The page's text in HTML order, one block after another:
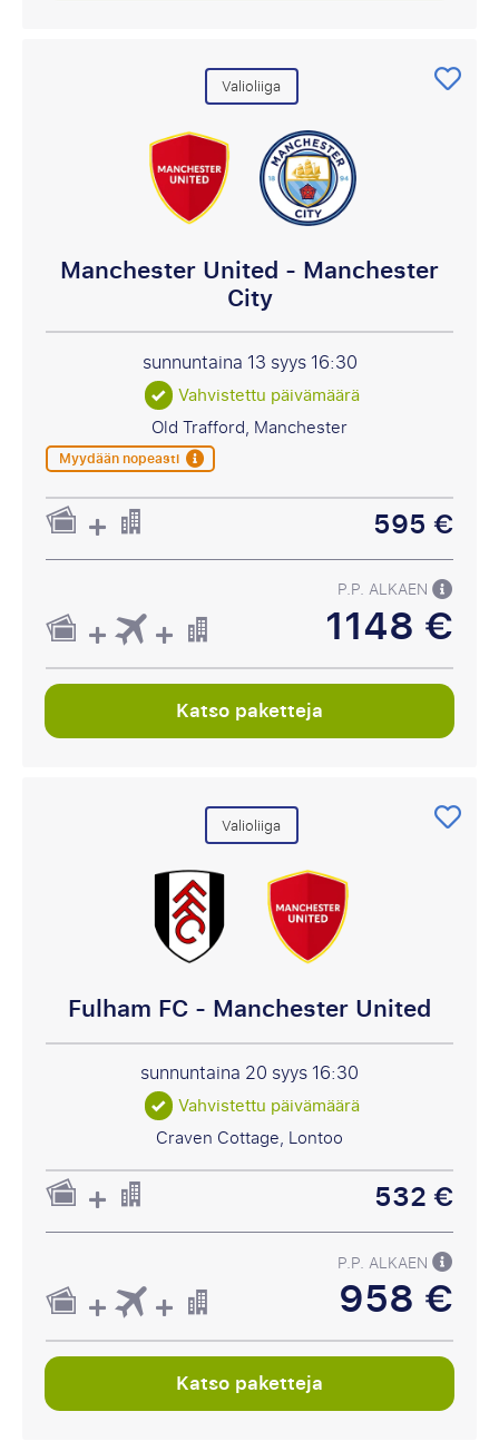
Valioliiga
Manchester United - Manchester
City
sunnuntaina 13 syys16:30
Vahvistettu päivämäärä
Old Trafford, Manchester
Myydään nopeasti
595 €
P.P. ALKAEN
1148 €
Katso paketteja
Valioliiga
Fulham FC - Manchester United
sunnuntaina 20 syys16:30
Vahvistettu päivämäärä
Craven Cottage, Lontoo
532 €
P.P. ALKAEN
958 €
Katso paketteja